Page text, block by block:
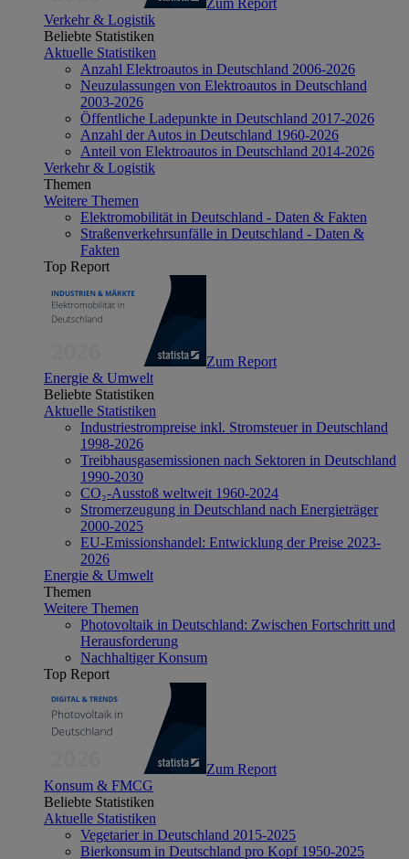
Verkehr & Logistik
Beliebte Statistiken
Aktuelle Statistiken
Anzahl Elektroautos in Deutschland 2006-2026
Neuzulassungen von Elektroautos in Deutschland
2003-2026
Öffentliche Ladepunkte in Deutschland 2017-2026
Anzahl der Autos in Deutschland 1960-2026
Anteil von Elektroautos in Deutschland 2014-2026
Verkehr & Logistik
Themen
Weitere Themen
Elektromobilität in Deutschland - Daten & Fakten
Straßenverkehrsunfälle in Deutschland - Daten &
Fakten
Top Report
Zum Report
Energie & Umwelt
Beliebte Statistiken
Aktuelle Statistiken
Industriestrompreise inkl. Stromsteuer in Deutschland
1998-2026
Treibhausgasemissionen nach Sektoren in Deutschland
1990-2030
CO₂-Ausstoß weltweit 1960-2024
Stromerzeugung in Deutschland nach Energieträger
2000-2025
EU-Emissionshandel: Entwicklung der Preise 2023-
2026
Energie & Umwelt
Themen
Weitere Themen
Photovoltaik in Deutschland: Zwischen Fortschritt und
Herausforderung
Nachhaltiger Konsum
Top Report
Zum Report
Konsum & FMCG
Beliebte Statistiken
Aktuelle Statistiken
Vegetarier in Deutschland 2015-2025
Bierkonsum in Deutschland pro Kopf 1950-2025